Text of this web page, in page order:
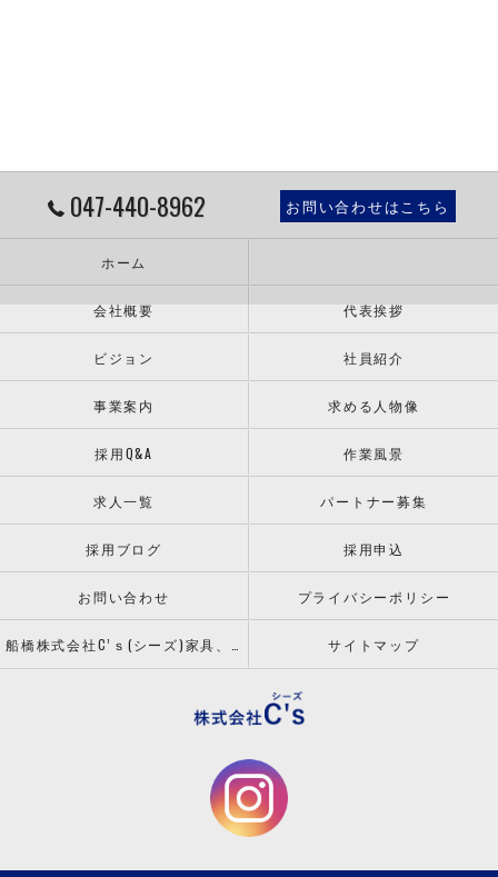
047-440-8962 お問い合わせはこちら
ホーム
会社概要 代表挨拶
ビジョン 社員紹介
事業案内 求める人物像
採用Q&A 作業風景
求人一覧 パートナー募集
採用ブログ 採用申込
お問い合わせ プライバシーポリシー
サイトマップ